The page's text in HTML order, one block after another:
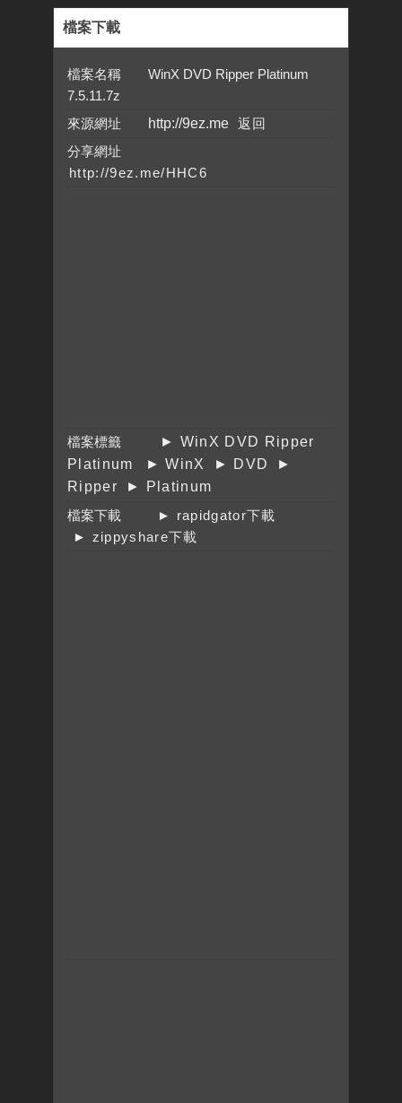
檔案下載
檔案名稱 WinX DVD Ripper Platinum
7.5.11.7z
來源網址
http://9ez.me
分享網址
檔案標籤
► WinX DVD Ripper
Platinum
► WinX ► DVD
►
Ripper
► Platinum
檔案下載